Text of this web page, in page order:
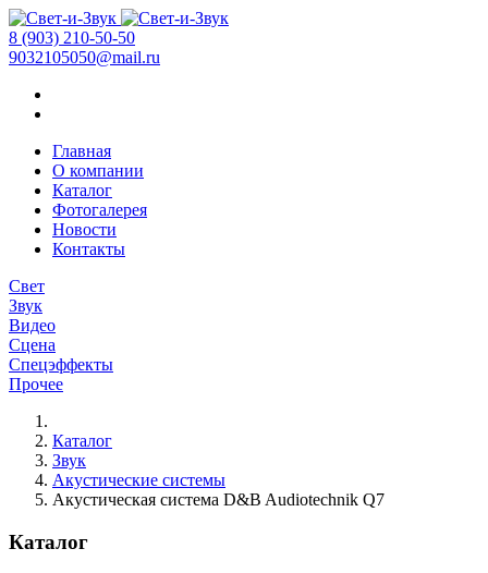
8 (903) 210-50-50
9032105050@mail.ru
Главная
О компании
Каталог
Фотогалерея
Новости
Контакты
Свет
Звук
Видео
Сцена
Спецэффекты
Прочее
Каталог
Звук
Акустические системы
Акустическая система D&B Audiotechnik Q7
Каталог